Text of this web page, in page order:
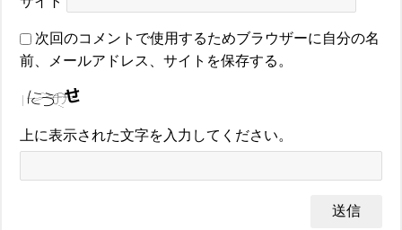
次回のコメントで使用するためブラウザーに自分の名
前、メールアドレス、サイトを保存する。
上に表示された文字を入力してください。